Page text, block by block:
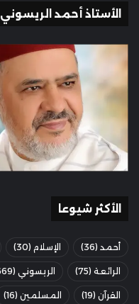
الأستاذ أحمد الريسوني
الأكثر شيوعا
أحمد (36) الإسلام (30)
الرائعة (75) الريسوني (669)
القرآن (19) المسلمين (16)